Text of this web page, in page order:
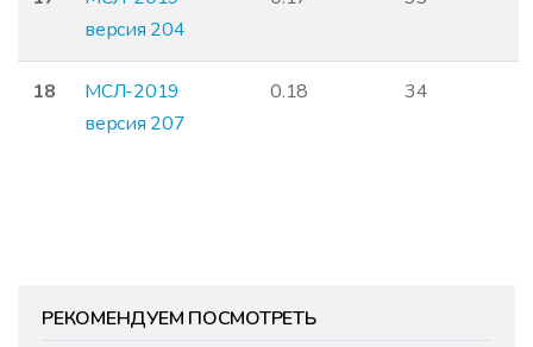
версия 204
18
МСЛ-2019
версия 207
0.18 34
РЕКОМЕНДУЕМ ПОСМОТРЕТЬ